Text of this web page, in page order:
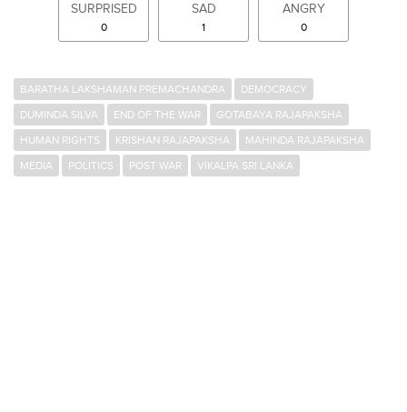
SURPRISED
0
SAD
1
ANGRY
0
BARATHA LAKSHAMAN PREMACHANDRA
DEMOCRACY
DUMINDA SILVA
END OF THE WAR
GOTABAYA RAJAPAKSHA
HUMAN RIGHTS
KRISHAN RAJAPAKSHA
MAHINDA RAJAPAKSHA
MEDIA
POLITICS POST WAR VIKALPA SRI LANKA